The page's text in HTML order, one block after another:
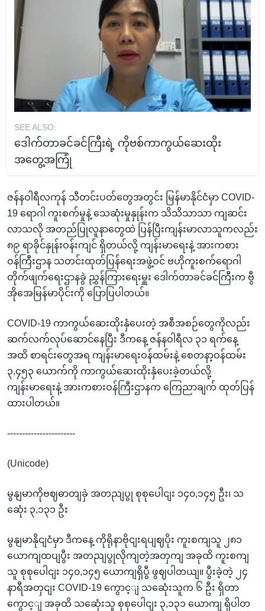
SEE ALSO:
ဒေါက်တာခင်ခင်ကြီးရဲ့ ကိုဗစ်ကာကွယ်ဆေးထိုး
အတွေ့အကြုံ
ဇန်နဝါရီလကုန် သီတင်းပတ်တွေအတွင်း မြန်မာနိုင်ငံမှာ COVID-
19 ရောဂါ ကူးစက်မှုနဲ့ သေဆုံးမှုနှုန်းက သိသိသာသာ ကျဆင်း
လာသလို အတည်ပြုလူနာတွေထဲ ပြန်ပြီးကျန်းမာလာသူကလည်း
၈၉ ရာခိုင်နှုန်းဝန်းကျင် ရှိတယ်လို့ ကျန်းမာရေးနဲ့ အားကစား
ဝန်ကြီးဌာန သတင်းထုတ်ပြန်ရေးအဖွဲ့ဝင် ဗဟိုကူးစက်ရောဂါ
တိုက်ဖျက်ရေးဌာနခွဲ ညွှန်ကြားရေးမှူး ဒေါက်တာခင်ခင်ကြီးက ဗွီ
အိုအေမြန်မာပိုင်းကို ပြောပြပါတယ်။
COVID-19 ကာကွယ်ဆေးထိုးနှံပေးတဲ့ အစီအစဉ်တွေကိုလည်း
ဆက်လက်လုပ်ဆောင်နေပြီး ဒီကနေ့ ဇန်နဝါရီလ ၃၁ ရက်နေ့
အထိ စာရင်းတွေအရ ကျန်းမာရေးဝန်ထမ်းနဲ့ စေတနာ့ဝန်ထမ်း
၃,၄၅၃ ယောက်ကို ကာကွယ်ဆေးထိုးနှံပေးခဲ့တယ်လို့
ကျန်းမာရေးနဲ့ အားကစားဝန်ကြီးဌာနက ကြေညာချက် ထုတ်ပြန်
ထားပါတယ်။
-----------------------
(Unicode)
မွနျမာကိုဗဈဓာတျခှဲ အတညျပွု စုစုပေါငျး ၁၄၀,၁၄၅ ဦး၊ သ
ဆေုံး ၃,၁၃၁ ဦး
မွနျမာနိုငျငံမှာ ဒီကနေ့ ကိုရိုနာဗိုငျးရပျဈပိုး ကူးစကျသူ ၂၈၁
ယောကျထပျပွီး အတညျပွုလိုကျတဲ့အတှကျ အခုထိ ကူးစကျ
သူ စုစုပေါငျး ၁၄၀,၁၄၅ ယောကျရှိပွီ ဖွဈပါတယျ။ ပွီးခဲ့တဲ့ ၂၄
နာရီအတှငျး COVID-19 ကွောင့ျ သဆေုံးသူက ၆ ဦး ရှိတာ
ကွောင့ျ အခုထိ သဆေုံးသူ စုစုပေါငျး ၃,၁၃၁ ယောကျ ရှိပါတ